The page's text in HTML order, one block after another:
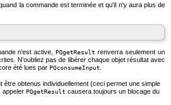
la commande est terminée et qu'il n'y aura plus de
n'est active, PQgetResult renverra seulement un
N'oubliez pas de libérer chaque objet résultat avec
été lues par PQconsumeInput
être obtenus individuellement (ceci permet une simple
appeler PQgetResult causera toujours un blocage du